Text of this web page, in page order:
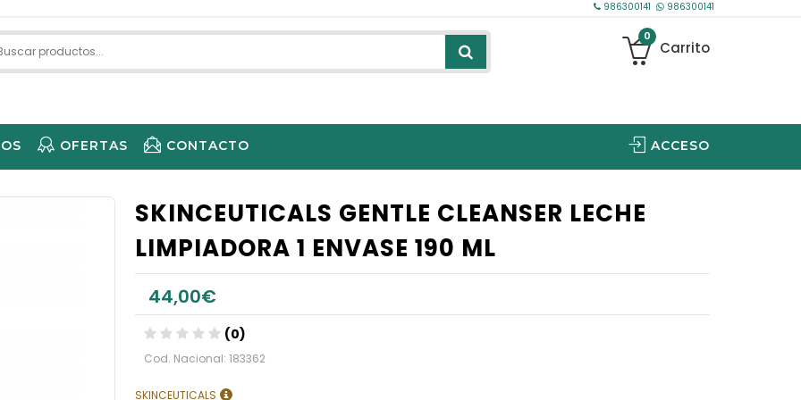
986300141 986300141
0
Carrito
OFERTAS CONTACTO ACCESO
SKINCEUTICALS GENTLE CLEANSER LECHE
LIMPIADORA 1 ENVASE 190 ML
44,00€
(0)
Cod. Nacional: 183362
SKINCEUTICALS